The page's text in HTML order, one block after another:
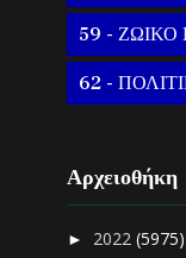
59 - ΖΩΙΚΟ
62 -
Αρχειοθήκη
► 2022(5975)